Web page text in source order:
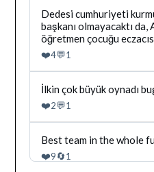
yazilan
gonderiyi
goruntule
Bluesky'da
Dağhan
Irak
tarafindan
yazilan
gonderiyi
goruntule
Dedesi cumhuriyeti
başkanı olmayacaktı da,
öğretmen çocuğu
❤️4💬1
Bluesky'da
Dağhan
Irak
tarafindan
yazilan
gonderiyi
goruntule
İlkin çok büyük oynadı
❤️2💬1
Bluesky'da
Dağhan
Irak
Best team in the whole
❤️9🔄1